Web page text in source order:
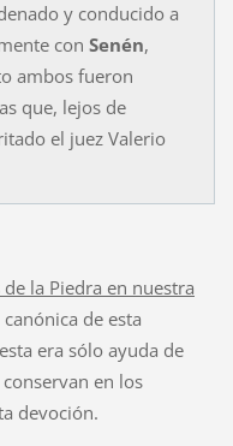
y conducido a
con Senén,
ambos fueron
que, lejos de
el juez Valerio
la Piedra en nuestra
de esta
era sólo ayuda de
en los
devoción.